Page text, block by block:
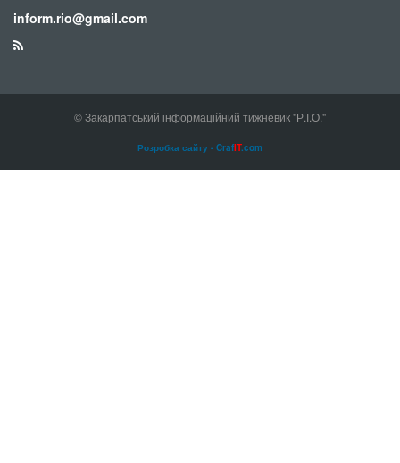
inform.rio@gmail.com
© Закарпатський інформаційний тижневик "Р.І.О."
Розробка сайту - CrafIT.com